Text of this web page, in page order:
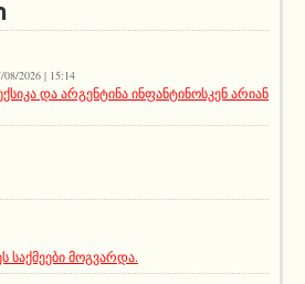
08/2026 | 15:14
და არგენტინა ინფანტინოსკენ არიან
საქმეები მოგვარდა.